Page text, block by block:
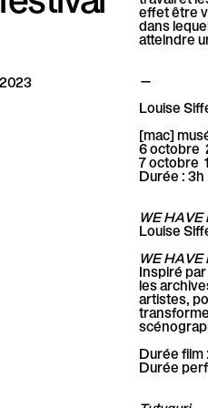
P
a
r
a
l
l
è
l
e
effet être
dans
atteindre
—
Louise
[mac]
6 octobre
7 octobre
Durée : 3h
WE HAVE
Louise
WE HAVE
Inspiré par
les
artistes,
Durée film
Durée